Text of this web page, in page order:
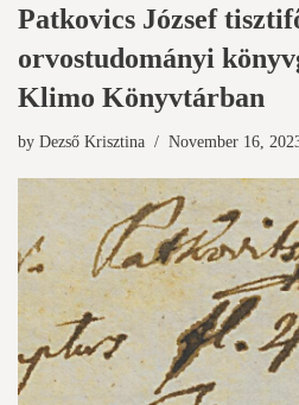
Patkovics József
orvostudományi
Klimo Könyvtárban
by Dezső Krisztina November 16,